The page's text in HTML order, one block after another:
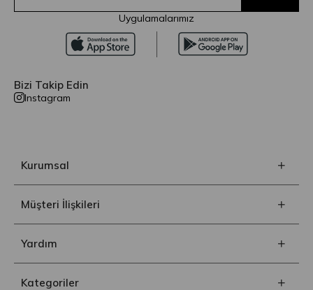
Uygulamalarımız
Bizi Takip Edin
Instagram
Kurumsal
Müşteri İlişkileri
Yardım
Kategoriler